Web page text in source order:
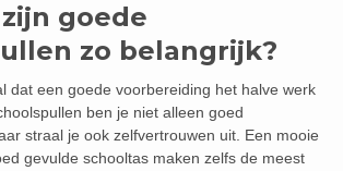
goede
zo belangrijk?
dat een goede voorbereiding het halve werk
ben je niet alleen goed
straal je ook zelfvertrouwen uit. Een mooie
gevulde schooltas maken zelfs de meest